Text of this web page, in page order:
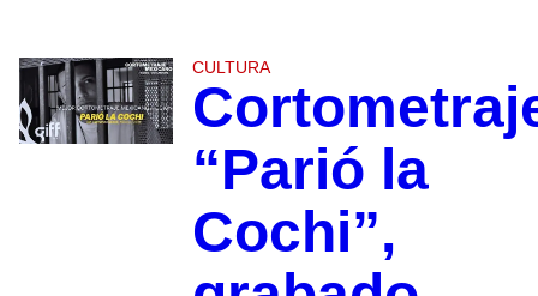
CULTURA
“Parió la
Cochi”,